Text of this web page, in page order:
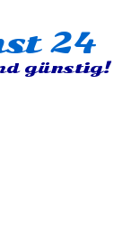
24
günstig!